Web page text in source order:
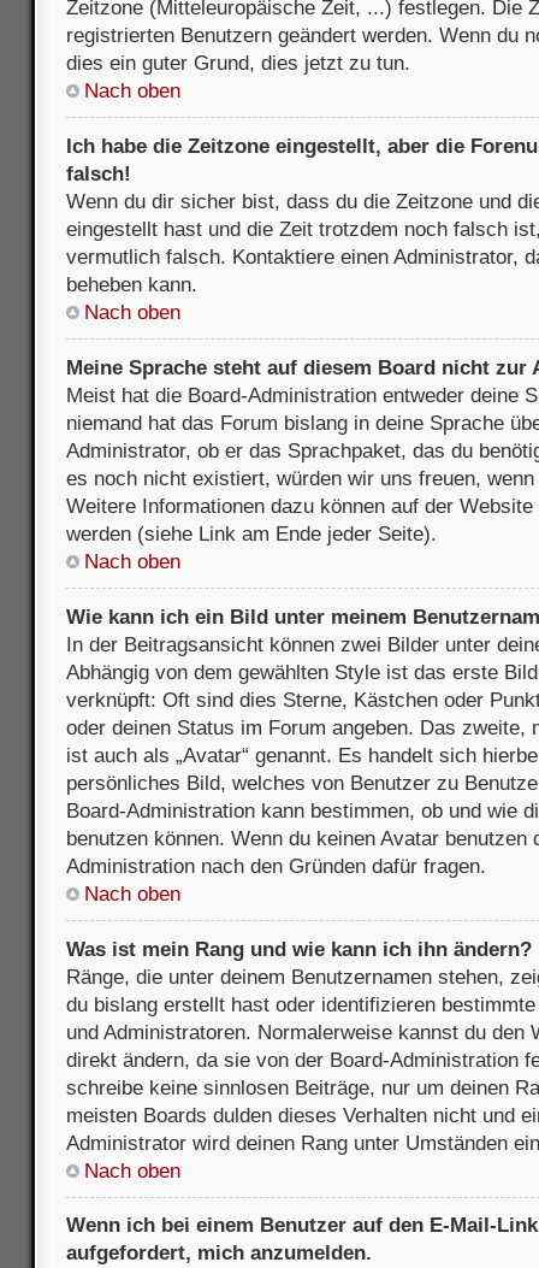
Zeitzone (Mitteleuropäische Zeit, ...) festlegen. Die
registrierten Benutzern geändert werden. Wenn du
dies ein guter Grund, dies jetzt zu tun.
Nach oben
Ich habe die Zeitzone eingestellt, aber die
falsch!
Wenn du dir sicher bist, dass du die Zeitzone und
eingestellt hast und die Zeit trotzdem noch falsch
vermutlich falsch. Kontaktiere einen Administrator,
beheben kann.
Nach oben
Meine Sprache steht auf diesem Board nicht zur
Meist hat die Board-Administration entweder deine
niemand hat das Forum bislang in deine Sprache
Administrator, ob er das Sprachpaket, das du
es noch nicht existiert, würden wir uns freuen,
Weitere Informationen dazu können auf der
werden (siehe Link am Ende jeder Seite).
Nach oben
Wie kann ich ein Bild unter meinem
In der Beitragsansicht können zwei Bilder unter
Abhängig von dem gewählten Style ist das erste
verknüpft: Oft sind dies Sterne, Kästchen oder
oder deinen Status im Forum angeben. Das zweite,
ist auch als „Avatar“ genannt. Es handelt sich
persönliches Bild, welches von Benutzer zu
Board-Administration kann bestimmen, ob und wie
benutzen können. Wenn du keinen Avatar
Administration nach den Gründen dafür fragen.
Nach oben
Was ist mein Rang und wie kann ich ihn ändern?
Ränge, die unter deinem Benutzernamen stehen,
du bislang erstellt hast oder identifizieren
und Administratoren. Normalerweise kannst du den
direkt ändern, da sie von der Board-Administration
schreibe keine sinnlosen Beiträge, nur um deinen
meisten Boards dulden dieses Verhalten nicht und
Administrator wird deinen Rang unter Umständen
Nach oben
Wenn ich bei einem Benutzer auf den E-Mail-
aufgefordert, mich anzumelden.